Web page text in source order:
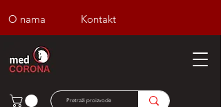
O nama Kontakt